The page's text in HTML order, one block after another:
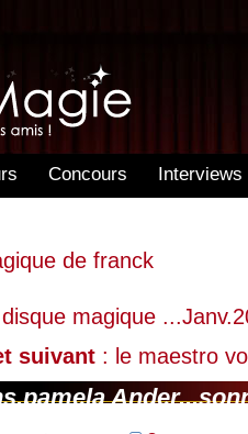
Concours Interviews
de franck
magique
suivant : le maestro